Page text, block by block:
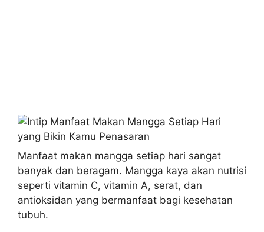
Manfaat makan mangga setiap hari sangat
banyak dan beragam. Mangga kaya akan nutrisi
seperti vitamin C, vitamin A, serat, dan
antioksidan yang bermanfaat bagi kesehatan
tubuh.